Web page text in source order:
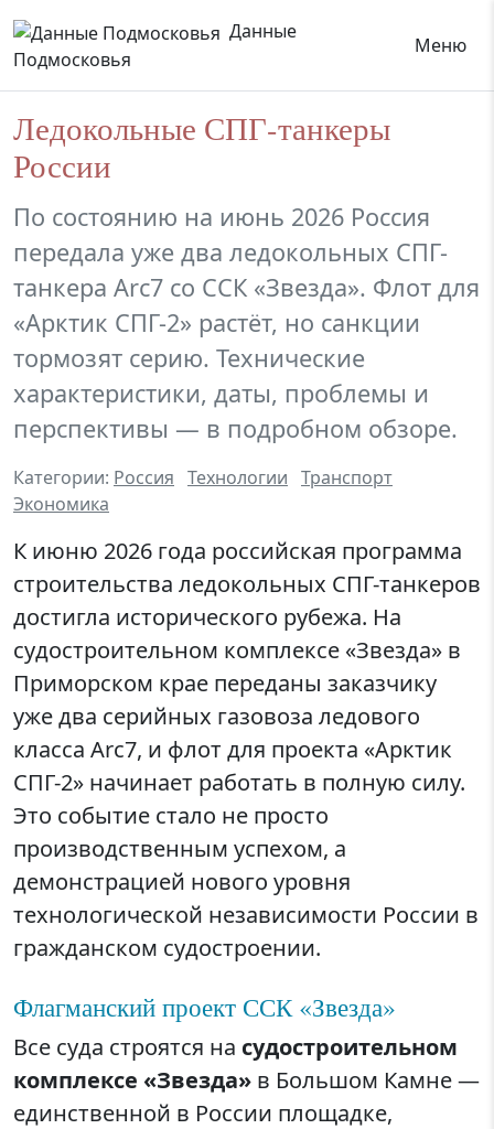
Данные
Подмосковья
Меню
Ледокольные СПГ-танкеры
России
По состоянию на июнь 2026 Россия
передала уже два ледокольных СПГ-
танкера Arc7 со ССК «Звезда». Флот для
«Арктик СПГ-2» растёт, но санкции
тормозят серию. Технические
характеристики, даты, проблемы и
перспективы — в подробном обзоре.
Категории: Россия Технологии Транспорт
Экономика
К июню 2026 года российская программа
строительства ледокольных СПГ-танкеров
достигла исторического рубежа. На
судостроительном комплексе «Звезда» в
Приморском крае переданы заказчику
уже два серийных газовоза ледового
класса Arc7, и флот для проекта «Арктик
СПГ-2» начинает работать в полную силу.
Это событие стало не просто
производственным успехом, а
демонстрацией нового уровня
технологической независимости России в
гражданском судостроении.
Флагманский проект ССК «Звезда»
Все суда строятся на судостроительном
комплексе «Звезда» в Большом Камне —
единственной в России площадке,